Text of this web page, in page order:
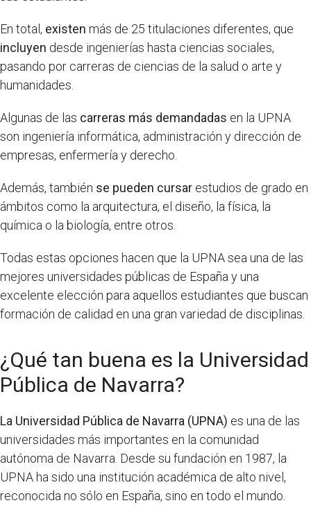
En total, existen más de 25 titulaciones diferentes, que
incluyen desde ingenierías hasta ciencias sociales,
pasando por carreras de ciencias de la salud o arte y
humanidades.
Algunas de las carreras más demandadas en la UPNA
son ingeniería informática, administración y dirección de
empresas, enfermería y derecho.
Además, también se pueden cursar estudios de grado en
ámbitos como la arquitectura, el diseño, la física, la
química o la biología, entre otros.
Todas estas opciones hacen que la UPNA sea una de las
mejores universidades públicas de España y una
excelente elección para aquellos estudiantes que buscan
formación de calidad en una gran variedad de disciplinas.
¿Qué tan buena es la Universidad
Pública de Navarra?
La Universidad Pública de Navarra (UPNA) es una de las
universidades más importantes en la comunidad
autónoma de Navarra. Desde su fundación en 1987, la
UPNA ha sido una institución académica de alto nivel,
reconocida no sólo en España, sino en todo el mundo.